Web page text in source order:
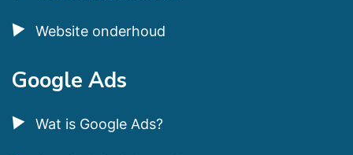
Website onderhoud
Google Ads
Wat is Google Ads?